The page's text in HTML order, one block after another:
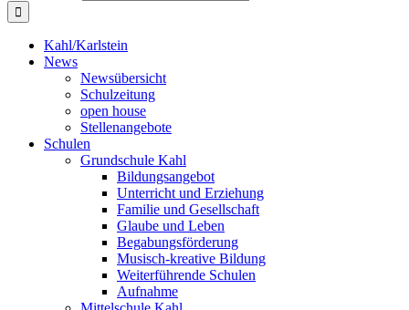
Kahl/Karlstein
News
Newsübersicht
Schulzeitung
open house
Stellenangebote
Schulen
Grundschule Kahl
Bildungsangebot
Unterricht und Erziehung
Familie und Gesellschaft
Glaube und Leben
Begabungsförderung
Musisch-kreative Bildung
Weiterführende Schulen
Aufnahme